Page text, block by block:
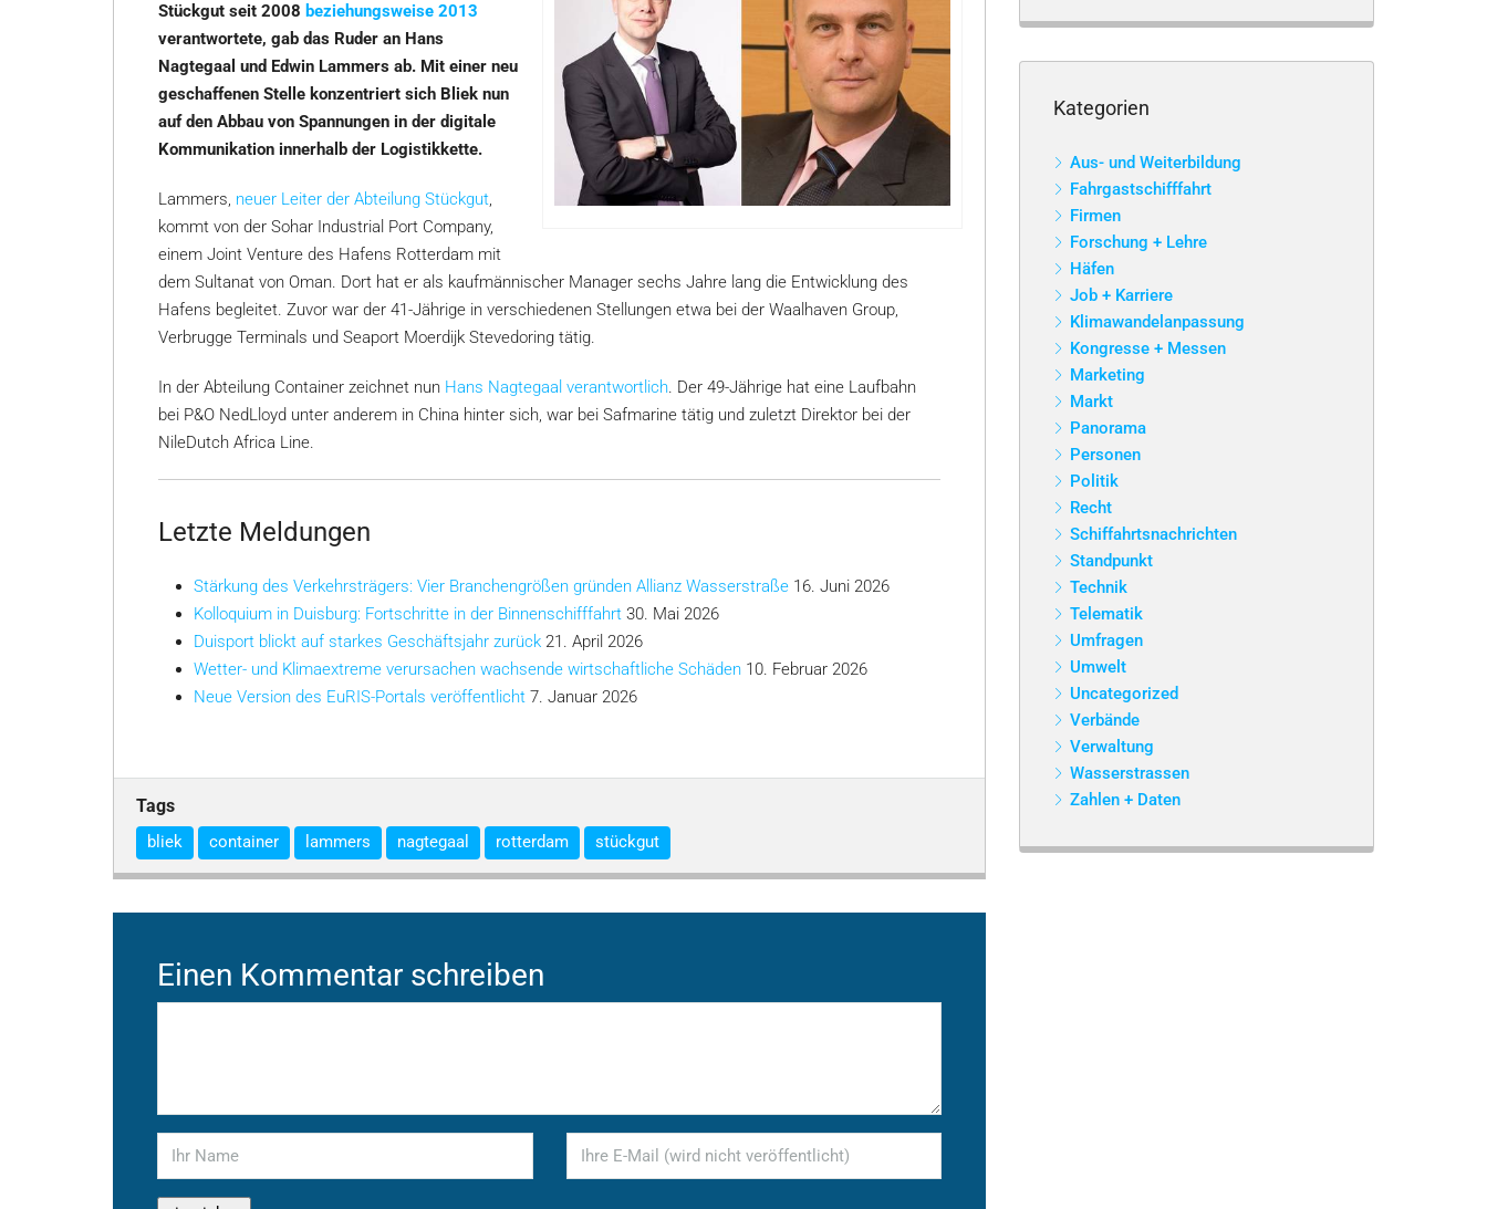
Stückgut seit 2008 beziehungsweise 2013
verantwortete, gab das Ruder an Hans
Nagtegaal und Edwin Lammers ab. Mit einer neu
geschaffenen Stelle konzentriert sich Bliek nun
auf den Abbau von Spannungen in der digitale
Kommunikation innerhalb der Logistikkette.
Lammers, neuer Leiter der Abteilung Stückgut,
kommt von der Sohar Industrial Port Company,
einem Joint Venture des Hafens Rotterdam mit
dem Sultanat von Oman. Dort hat er als kaufmännischer Manager sechs Jahre lang die Entwicklung des
Hafens begleitet. Zuvor war der 41-Jährige in verschiedenen Stellungen etwa bei der Waalhaven Group,
Verbrugge Terminals und Seaport Moerdijk Stevedoring tätig.
In der Abteilung Container zeichnet nun Hans Nagtegaal verantwortlich. Der 49-Jährige hat eine Laufbahn
bei P&O NedLloyd unter anderem in China hinter sich, war bei Safmarine tätig und zuletzt Direktor bei der
NileDutch Africa Line.
Letzte Meldungen
Stärkung des Verkehrsträgers: Vier Branchengrößen gründen Allianz Wasserstraße 16. Juni 2026
Kolloquium in Duisburg: Fortschritte in der Binnenschifffahrt 30. Mai 2026
Duisport blickt auf starkes Geschäftsjahr zurück 21. April 2026
Wetter- und Klimaextreme verursachen wachsende wirtschaftliche Schäden 10. Februar 2026
Neue Version des EuRIS-Portals veröffentlicht 7. Januar 2026
Tags
bliek container lammers nagtegaal rotterdam stückgut
Einen Kommentar schreiben
Kategorien
Aus- und Weiterbildung
Fahrgastschifffahrt
Firmen
Forschung + Lehre
Häfen
Job + Karriere
Klimawandelanpassung
Kongresse + Messen
Marketing
Markt
Panorama
Personen
Politik
Recht
Schiffahrtsnachrichten
Standpunkt
Technik
Telematik
Umfragen
Umwelt
Uncategorized
Verbände
Verwaltung
Wasserstrassen
Zahlen + Daten